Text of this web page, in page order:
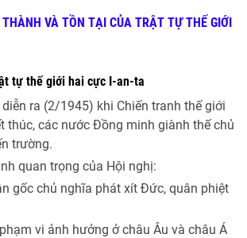
VÀ TỒN TẠI CỦA TRẬT TỰ THẾ GIỚI
tự thế giới hai cực I-an-ta
ra (2/1945) khi Chiến tranh thế giới
thúc, các nước Đồng minh giành thế chủ
trường.
quan trọng của Hội nghị:
gốc chủ nghĩa phát xít Đức, quân phiệt
vi ảnh hưởng ở châu Âu và châu Á